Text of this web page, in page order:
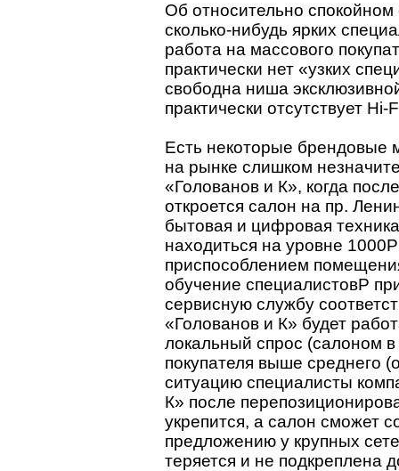
Об относительно спокойном
сколько-нибудь ярких
работа на массового
практически нет «узких
свободна ниша
практически отсутствует
Есть некоторые брендовые
на рынке слишком
«Голованов и К», когда
откроется салон на пр.
бытовая и цифровая
находиться на уровне
приспособлением
обучение специалистовP
сервисную службу
«Голованов и К» будет
локальный спрос (салоном
покупателя выше среднего
ситуацию специалисты
К» после
укрепится, а салон сможет
предложению у крупных
теряется и не подкреплена